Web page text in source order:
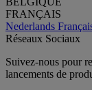
FRANÇAIS
Nederlands
Réseaux Sociaux
Suivez-nous pour
lancements de